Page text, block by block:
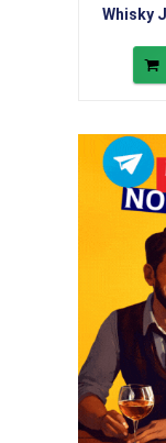
Whisky